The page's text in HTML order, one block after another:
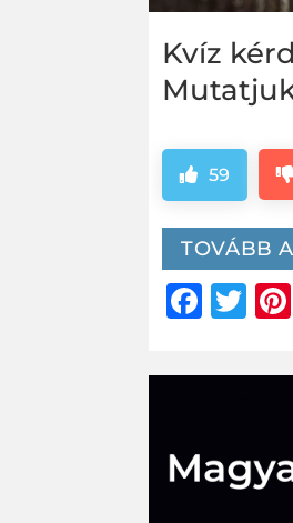
Kvíz
59
TOVÁBB